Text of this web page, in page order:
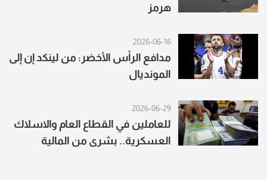
هرمز
2026-06-16
مدافع الرأس الأخضر: من لينكد إن إلى
المونديال
2026-06-29
للعاملين في القطاع العام والاسلاك
العسكرية.. بشرى من المالية